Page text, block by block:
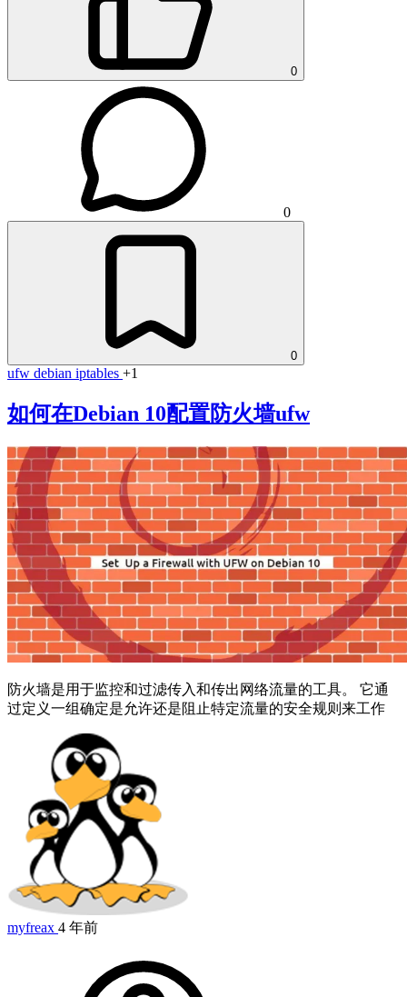
0
0
0
ufw debian iptables +1
如何在Debian 10配置防火墙ufw
防火墙是用于监控和过滤传入和传出网络流量的工具。 它通
过定义一组确定是允许还是阻止特定流量的安全规则来工作
myfreax 4 年前